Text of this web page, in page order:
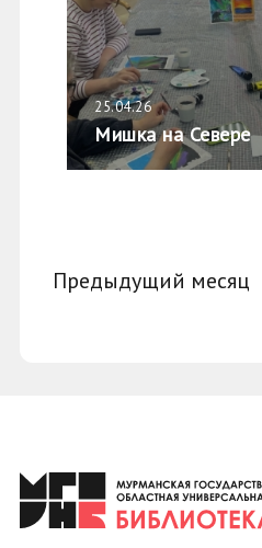
25.04.26
Мишка на Севере
Предыдущий месяц